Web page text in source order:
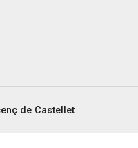
de Castellet